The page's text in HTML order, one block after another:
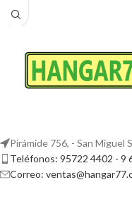
Pirámide 756, - San Miguel
Teléfonos: 95722 4402 - 9
Correo: